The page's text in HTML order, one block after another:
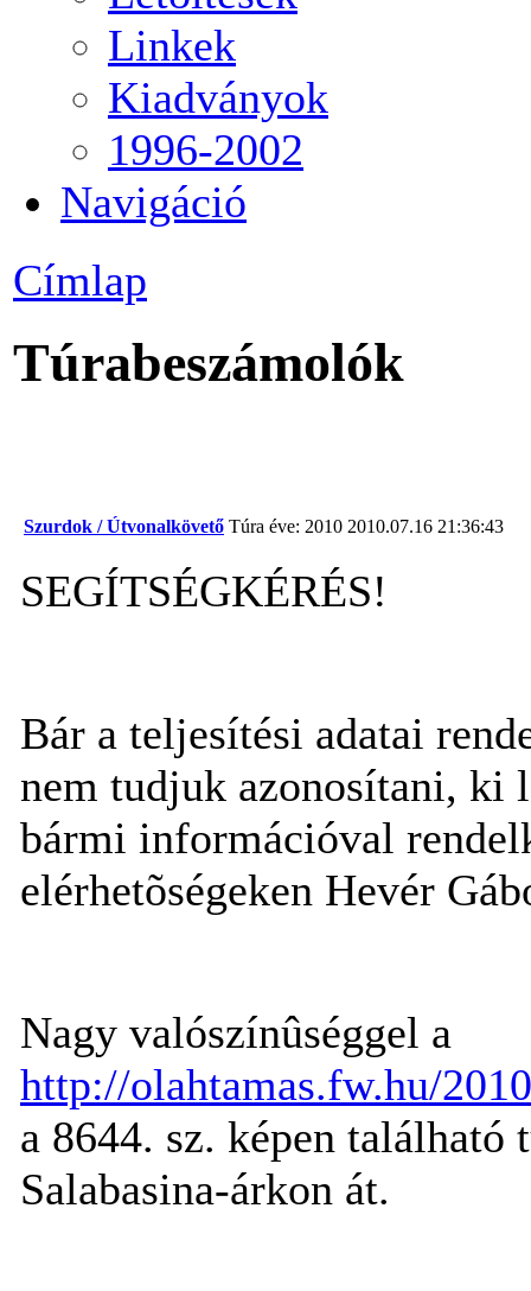
Linkek
Kiadványok
1996-2002
Navigáció
Címlap
Túrabeszámolók
Szurdok / Útvonalkövető Túra éve: 2010 2010.07.16 21:36:43
SEGÍTSÉGKÉRÉS!
Bár a teljesítési adatai
nem tudjuk azonosítani, ki
bármi információval
elérhetõségeken Hevér
Nagy valószínûséggel a
http://olahtamas.fw.hu/
a 8644. sz. képen
Salabasina-árkon át.